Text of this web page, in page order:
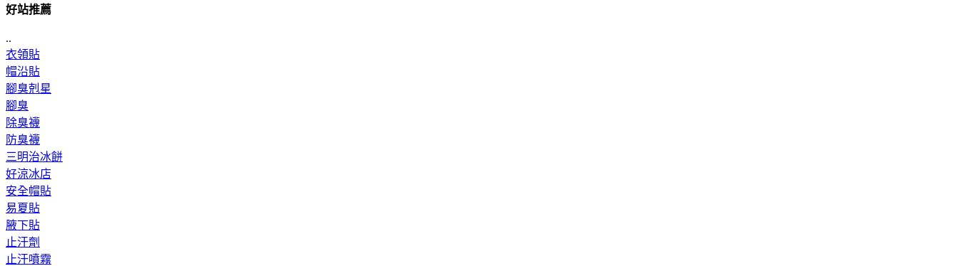
好站推薦
..
衣領貼
帽沿貼
腳臭剋星
腳臭
除臭襪
防臭襪
三明治冰餅
好涼冰店
安全帽貼
易夏貼
腋下貼
止汗劑
止汗噴霧